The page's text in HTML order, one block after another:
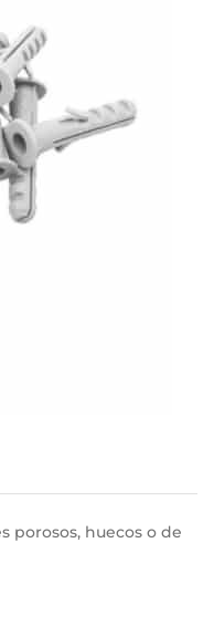
porosos, huecos o de